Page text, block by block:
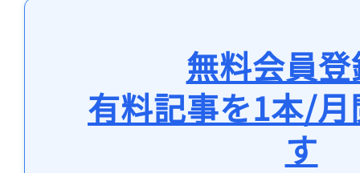
無料会員
有料記事を1本/
す